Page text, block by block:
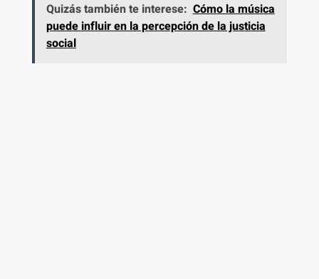
Quizás también te interese: Cómo la música
puede influir en la percepción de la justicia
social